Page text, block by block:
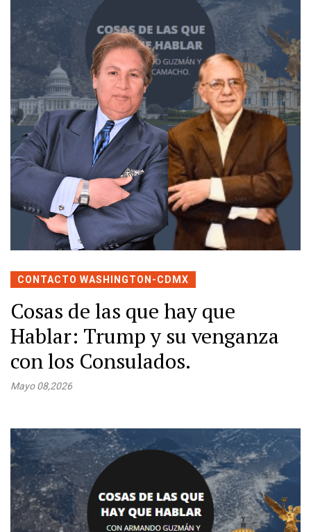
CONTACTO WASHINGTON-CDMX
Cosas de las que hay que
Hablar: Trump y su venganza
con los Consulados.
Mayo 08,2026